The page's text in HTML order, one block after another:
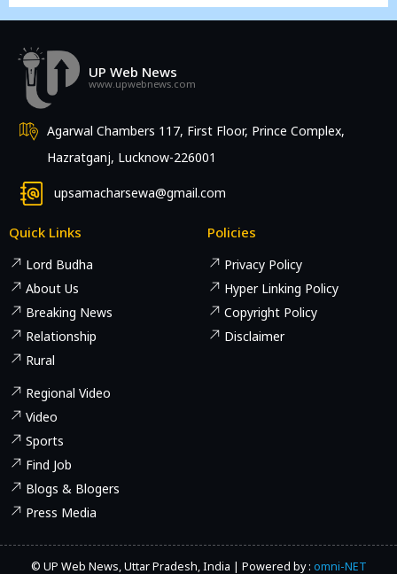
UP Web News
www.upwebnews.com
Agarwal Chambers 117, First Floor, Prince Complex,
Hazratganj, Lucknow-226001
upsamacharsewa@gmail.com
Quick Links
Lord Budha
About Us
Breaking News
Relationship
Rural
Regional Video
Video
Sports
Find Job
Blogs & Blogers
Press Media
Policies
Privacy Policy
Hyper Linking Policy
Copyright Policy
Disclaimer
© UP Web News, Uttar Pradesh, India | Powered by : omni-NET